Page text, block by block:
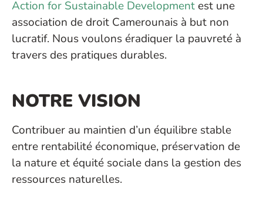
Action for Sustainable Development est une
association de droit Camerounais à but non
lucratif. Nous voulons éradiquer la pauvreté à
travers des pratiques durables.
NOTRE VISION
Contribuer au maintien d’un équilibre stable
entre rentabilité économique, préservation de
la nature et équité sociale dans la gestion des
ressources naturelles.